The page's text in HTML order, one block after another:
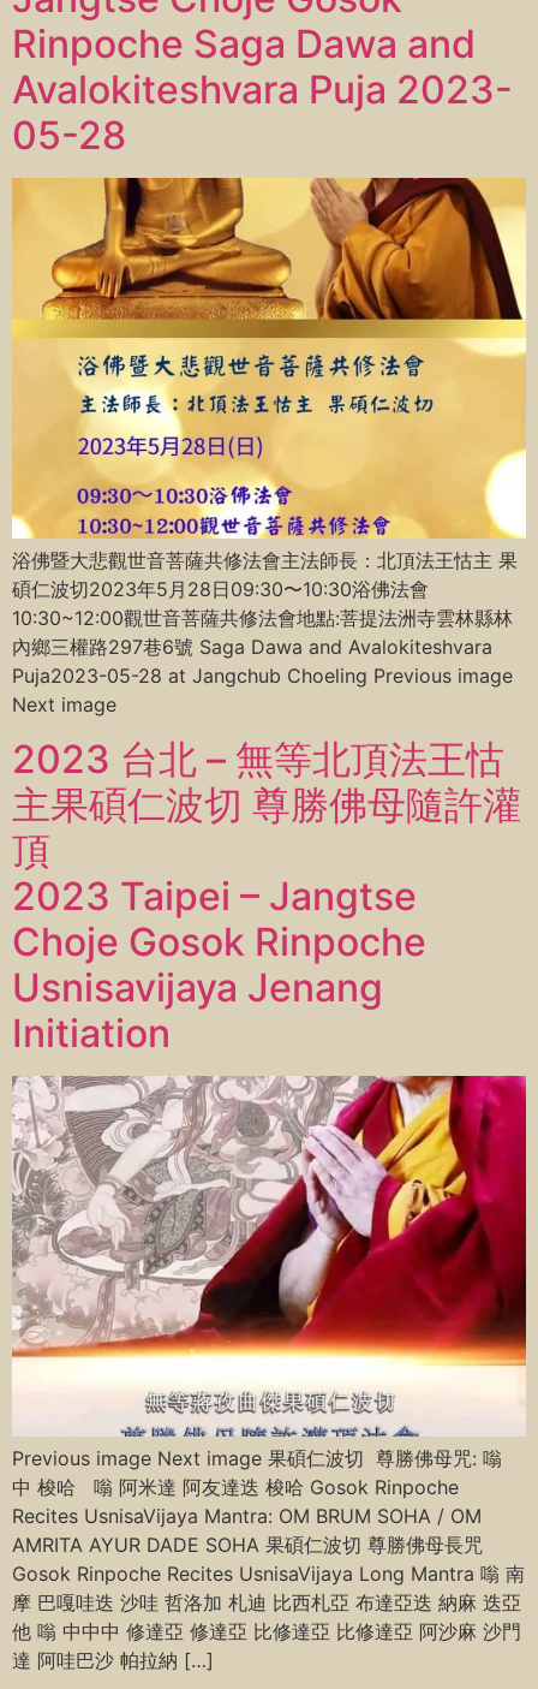
Rinpoche Saga Dawa and
Avalokiteshvara Puja 2023-
05-28
浴佛暨大悲觀世音菩薩共修法會主法師長：北頂法王怙主 果
碩仁波切2023年5月28日09:30〜10:30浴佛法會
10:30~12:00觀世音菩薩共修法會地點:菩提法洲寺雲林縣林
內鄉三權路297巷6號 Saga Dawa and Avalokiteshvara
Puja2023-05-28 at Jangchub Choeling Previous image
Next image
2023 台北 – 無等北頂法王怙
主果碩仁波切 尊勝佛母隨許灌
頂
2023 Taipei – Jangtse
Choje Gosok Rinpoche
Usnisavijaya Jenang
Initiation
Previous image Next image 果碩仁波切 尊勝佛母咒: 嗡
中 梭哈 嗡 阿米達 阿友達迭 梭哈 Gosok Rinpoche
Recites UsnisaVijaya Mantra: OM BRUM SOHA / OM
AMRITA AYUR DADE SOHA 果碩仁波切 尊勝佛母長咒
Gosok Rinpoche Recites UsnisaVijaya Long Mantra 嗡 南
摩 巴嘎哇迭 沙哇 哲洛加 札迪 比西札亞 布達亞迭 納麻 迭亞
他 嗡 中中中 修達亞 修達亞 比修達亞 比修達亞 阿沙麻 沙門
達 阿哇巴沙 帕拉納 […]